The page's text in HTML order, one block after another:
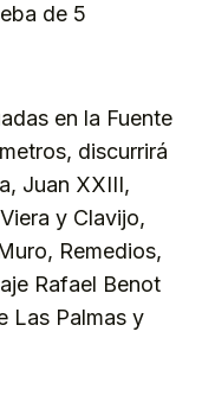
de 5
en la Fuente
discurrirá
Juan XXIII,
y Clavijo,
Remedios,
Rafael Benot
Las Palmas y